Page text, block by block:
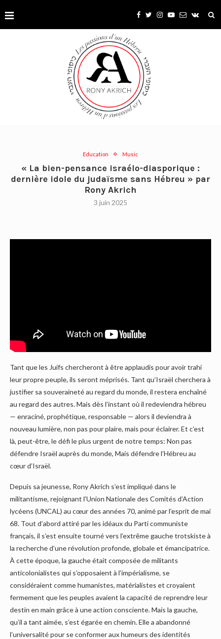
Education Music
« La bien-pensance israélo-diasporique :
dernière idole du judaïsme sans Hébreu » par
Rony Akrich
3 juin 2025
Tant que les Juifs chercheront à être applaudis pour avoir trahi
leur propre peuple, ils seront méprisés. Tant qu’Israël cherchera à
justifier sa souveraineté au regard du monde, il restera enchaîné
au regard des autres. Mais dès l’instant où il redeviendra hébreu
— enraciné, prophétique, responsable — alors il deviendra à
nouveau lumière, non pas pour plaire, mais pour éclairer. Et c’est
là, peut-être, le défi le plus urgent de notre temps: Non pas
défendre Israël auprès du monde, Mais défendre l’Hébreu au
cœur d’Israël.
Depuis sa jeunesse, Rony Akrich s’est impliqué dans le
militantisme, rejoignant l’Union Nationale des Comités d’Action
lycéens (UNCAL) au cœur des années 70, animé par l’esprit de mai
68. Tout d’abord attiré par les idéaux du Parti communiste
français, il s’est ensuite tourné vers l’extrême gauche trotskiste à
la recherche d’une révolution profonde, globale et émancipatrice.
À cette époque, la gauche était composée de militants
anticolonialistes qui s’opposaient à l’impérialisme, se
considéraient comme humanistes, matérialistes et croyaient
fermement que les peuples avaient la capacité de reprendre leur
destin en main grâce à une action consciente. Mais la gauche,
qu’il a tant aimée, s’est égarée en chemin. Elle a abandonné
l’universalité pour se conformer aux humeurs des identités